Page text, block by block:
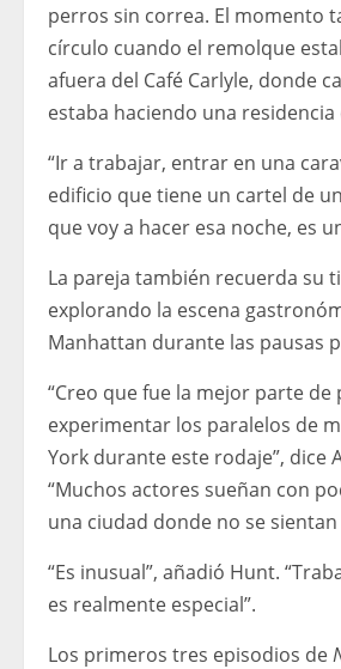
perros sin correa. El momento
círculo cuando el remolque
afuera del Café Carlyle, donde
estaba haciendo una
“Ir a trabajar, entrar en una
edificio que tiene un cartel de
que voy a hacer esa noche, es
La pareja también recuerda su
explorando la escena
Manhattan durante las pausas
“Creo que fue la mejor parte de
experimentar los paralelos de
York durante este rodaje”, dice
“Muchos actores sueñan con
una ciudad donde no se sientan
“Es inusual”, añadió Hunt.
es realmente especial”.
Los primeros tres episodios de